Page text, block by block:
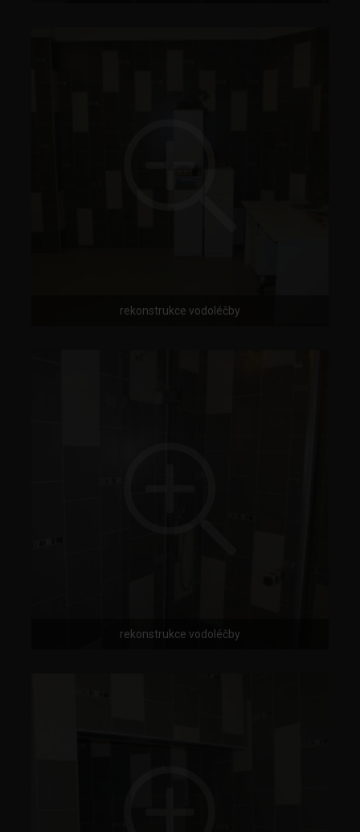
rekonstrukce vodoléčby
rekonstrukce vodoléčby